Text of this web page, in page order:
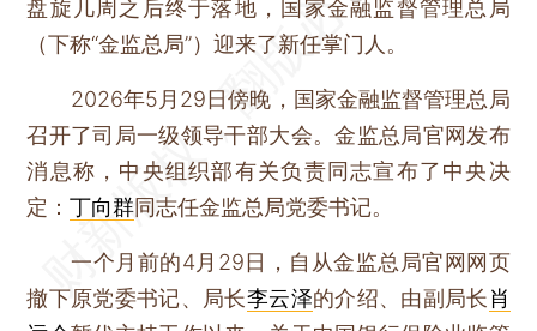
盘旋几周之后终于落地，国家金融监督管理总局
（下称“金监总局”）迎来了新任掌门人。
2026年5月29日傍晚，国家金融监督管理总局
召开了司局一级领导干部大会。金监总局官网发布
消息称，中央组织部有关负责同志宣布了中央决
定：丁向群同志任金监总局党委书记。
一个月前的4月29日，自从金监总局官网网页
撤下原党委书记、局长李云泽的介绍、由副局长肖